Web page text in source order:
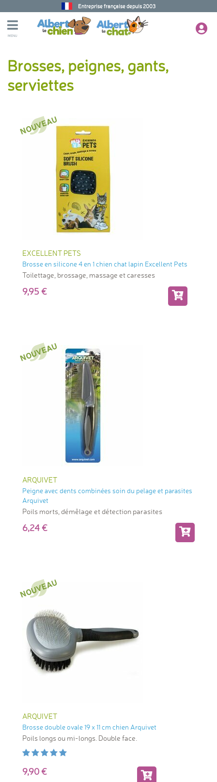
Entreprise française depuis 2003
MENU
Brosses, peignes, gants,
serviettes
EXCELLENT PETS
Brosse en silicone 4 en 1 chien chat lapin Excellent Pets
Toilettage, brossage, massage et caresses
9,95
ARQUIVET
Peigne avec dents combinées soin du pelage et parasites
Arquivet
Poils morts, démêlage et détection parasites
6,24
ARQUIVET
Brosse double ovale 19 x 11 cm chien Arquivet
Poils longs ou mi-longs. Double face.
9,90